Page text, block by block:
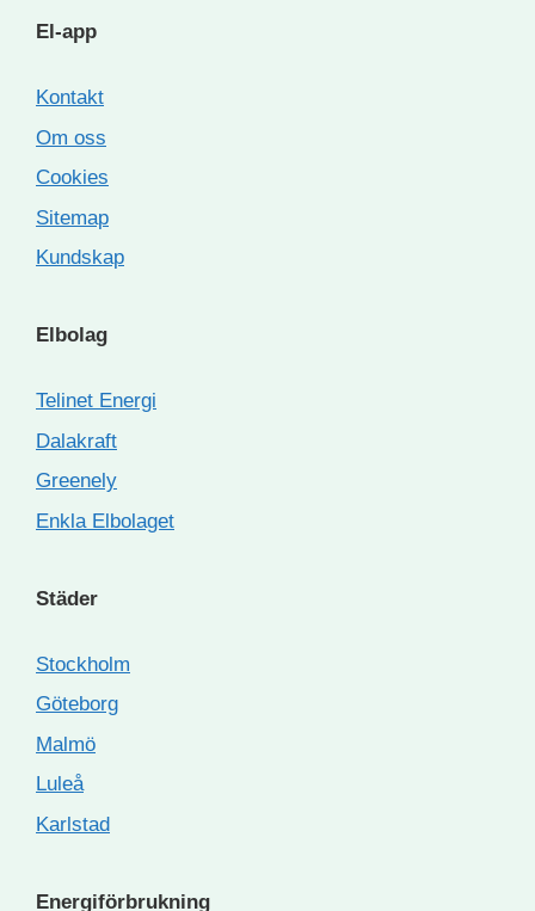
El-app
Kontakt
Om oss
Cookies
Sitemap
Kundskap
Elbolag
Telinet Energi
Dalakraft
Greenely
Enkla Elbolaget
Städer
Stockholm
Göteborg
Malmö
Luleå
Karlstad
Energiförbrukning